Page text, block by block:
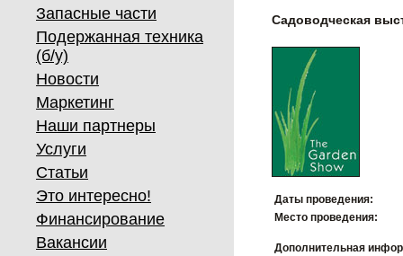
Запасные части
Подержанная техника
(б/у)
Новости
Маркетинг
Наши партнеры
Услуги
Статьи
Это интересно!
Финансирование
Вакансии
Садоводческая
Даты проведения:
Место проведения:
Дополнительная